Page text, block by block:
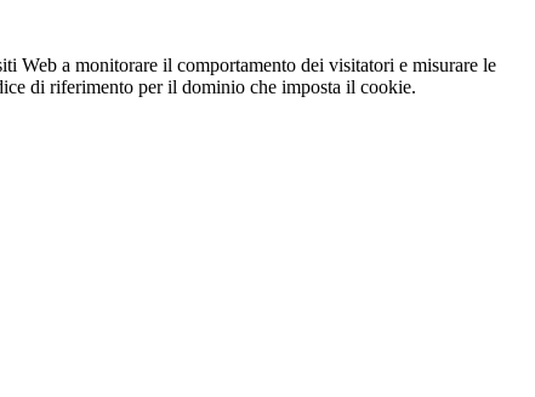
Web a monitorare il comportamento dei visitatori e misurare le
di riferimento per il dominio che imposta il cookie.